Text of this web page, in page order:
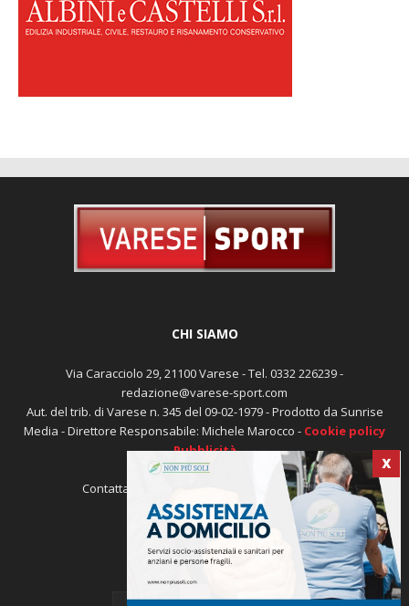
X
CHI SIAMO
Via Caracciolo 29, 21100 Varese - Tel. 0332 226239 -
redazione@varese-sport.com
Aut. del trib. di Varese n. 345 del 09-02-1979 - Prodotto da Sunrise
Media - Direttore Responsabile: Michele Marocco - Cookie policy
Pubblicità
Contattaci: redazione@varese-sport.com
SEGUICI